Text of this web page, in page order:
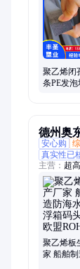
酯防水胶
塑料棒、
非下垂灌
棒、闭孔
聚乙烯闭
条PE发泡
德州奥
安心购
真实性已
主营： 超
板、聚乙
工件、聚
板、煤仓
块、高分
HDPE板
聚乙烯板
家 船舶